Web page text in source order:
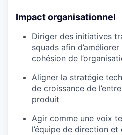
Impact organisationnel
Diriger des initiatives
squads afin
cohésion de
Aligner la stratégie
de croissance de
produit
Agir comme une voix
l’équipe de direction